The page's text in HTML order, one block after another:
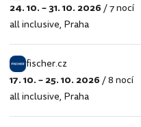
eximtours.cz
24. 10. – 31. 10. 2026/7 nocí
all inclusive, Praha
fischer.cz
fischer.cz
17. 10. – 25. 10. 2026/8 nocí
all inclusive, Praha